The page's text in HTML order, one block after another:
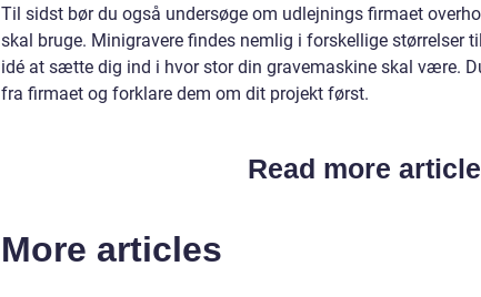
Til sidst bør du også undersøge om udlejnings firmaet
skal bruge. Minigravere findes nemlig i forskellige størrelser
idé at sætte dig ind i hvor stor din gravemaskine skal være.
fra firmaet og forklare dem om dit projekt først.
Read more
More articles